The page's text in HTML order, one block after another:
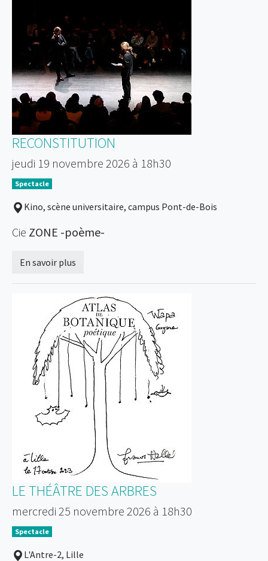
RECONSTITUTION
jeudi 19 novembre 2026 à 18h30
Spectacle
Kino, scène universitaire, campus Pont-de-Bois
Cie ZONE -poème-
En savoir plus
LE THÉÂTRE DES ARBRES
mercredi 25 novembre 2026 à 18h30
Spectacle
L'Antre-2, Lille